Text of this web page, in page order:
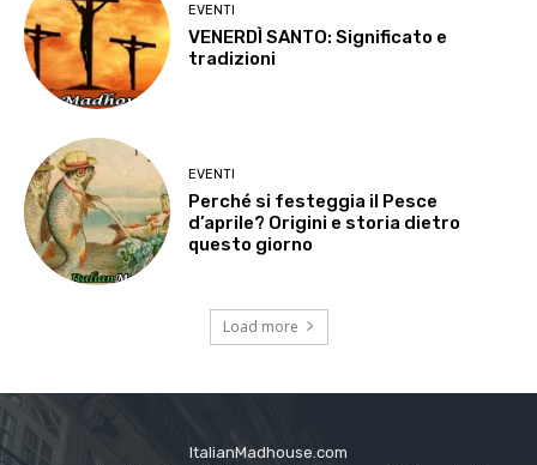
EVENTI
VENERDÌ SANTO: Significato e
tradizioni
EVENTI
Perché si festeggia il Pesce
d’aprile? Origini e storia dietro
questo giorno
Load more
ItalianMadhouse.com